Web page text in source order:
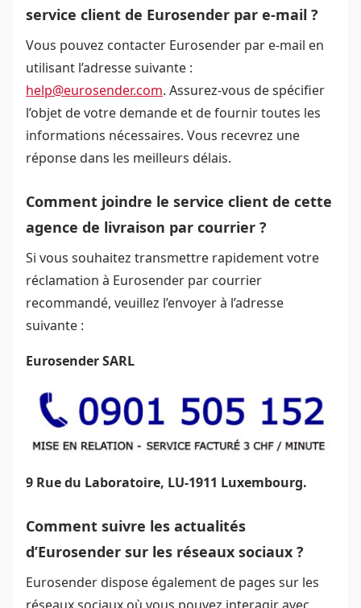
service client de Eurosender par e-mail ?
Vous pouvez contacter Eurosender par e-mail en
utilisant l’adresse suivante :
help@eurosender.com. Assurez-vous de spécifier
l’objet de votre demande et de fournir toutes les
informations nécessaires. Vous recevrez une
réponse dans les meilleurs délais.
Comment joindre le service client de cette
agence de livraison par courrier ?
Si vous souhaitez transmettre rapidement votre
réclamation à Eurosender par courrier
recommandé, veuillez l’envoyer à l’adresse
suivante :
Eurosender SARL
9 Rue du Laboratoire, LU-1911 Luxembourg.
Comment suivre les actualités
d’Eurosender sur les réseaux sociaux ?
Eurosender dispose également de pages sur les